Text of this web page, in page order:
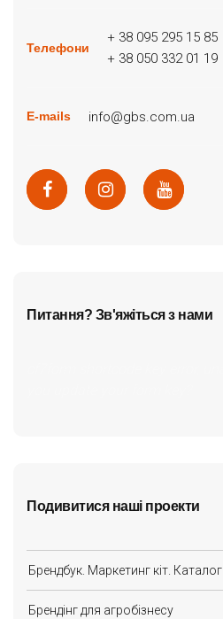
Телефони
+ 38 095 295 15 85
+ 38 050 332 01 19
E-mails info@gbs.com.ua
Питання? Зв'яжіться з нами
Подивитися наші проекти
Брендбук. Маркетинг кіт. Каталог
Брендінг для агробізнесу